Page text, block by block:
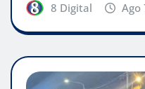
8 Digital Ago